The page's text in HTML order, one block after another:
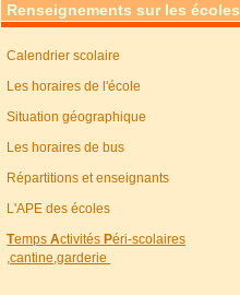
Renseignements sur les écoles
Calendrier scolaire
Les horaires de l'école
Situation géographique
Les horaires de bus
Répartitions et enseignants
L'APE des écoles
Temps Activités Péri-scolaires
,cantine,garderie